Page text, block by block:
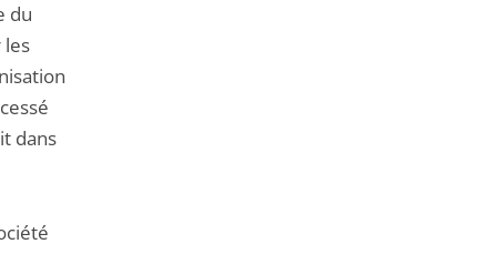
du
les
dans